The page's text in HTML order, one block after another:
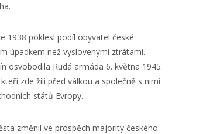
1938 poklesl podíl obyvatel české
úpadkem než vyslovenými ztrátami.
osvobodila Rudá armáda 6. května 1945.
zde žili před válkou a společně s nimi
států Evropy.
změnil ve prospěch majority českého